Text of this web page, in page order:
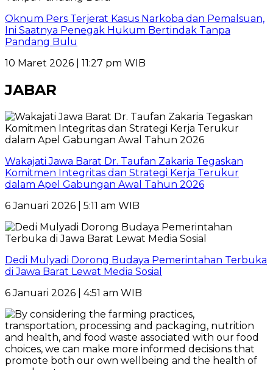
Oknum Pers Terjerat Kasus Narkoba dan Pemalsuan,
Ini Saatnya Penegak Hukum Bertindak Tanpa
Pandang Bulu
10 Maret 2026 | 11:27 pm WIB
JABAR
Wakajati Jawa Barat Dr. Taufan Zakaria Tegaskan
Komitmen Integritas dan Strategi Kerja Terukur
dalam Apel Gabungan Awal Tahun 2026
6 Januari 2026 | 5:11 am WIB
Dedi Mulyadi Dorong Budaya Pemerintahan Terbuka
di Jawa Barat Lewat Media Sosial
6 Januari 2026 | 4:51 am WIB